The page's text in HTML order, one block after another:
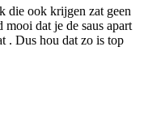
die ook krijgen zat geen
mooi dat je de saus apart
. Dus hou dat zo is top